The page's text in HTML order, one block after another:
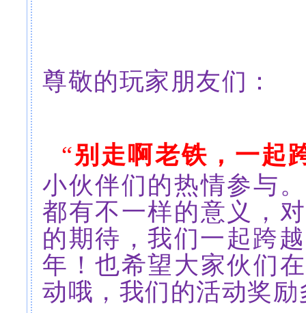
尊敬的玩家朋友们：
“别走啊老铁，一起
小伙伴们的热情参与
都有不一样的意义，
的期待，我们一起跨
年！也希望大家伙们
动哦，我们的活动奖励